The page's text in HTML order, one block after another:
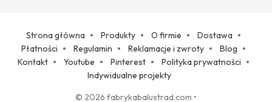
Strona główna Produkty O firmie
Dostawa
Płatności
Regulamin Reklamacje i zwroty
Blog
Kontakt
Youtube Pinterest
Polityka prywatności
Indywidualne projekty
© 2026 fabrykabalustrad.com •